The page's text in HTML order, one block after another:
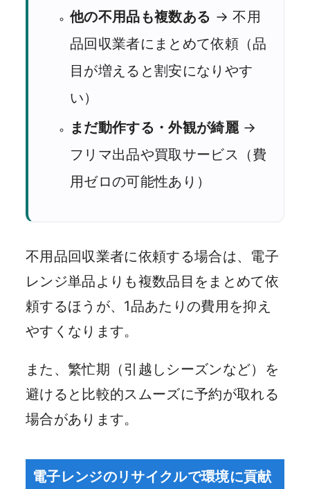
他の不用品も複数ある → 不用
品回収業者にまとめて依頼（品
目が増えると割安になりやす
い）
まだ動作する・外観が綺麗→
フリマ出品や買取サービス（費
用ゼロの可能性あり）
不用品回収業者に依頼する場合は、電子
レンジ単品よりも複数品目をまとめて依
頼するほうが、1品あたりの費用を抑え
やすくなります。
また、繁忙期（引越しシーズンなど）を
避けると比較的スムーズに予約が取れる
場合があります。
電子レンジのリサイクルで環境に貢献